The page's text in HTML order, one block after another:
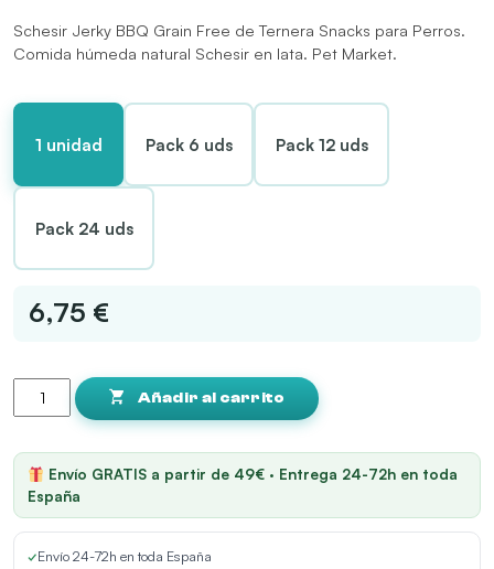
precios:
desde
hasta
Schesir Jerky BBQ Grain Free de Ternera Snacks para Perros.
Comida húmeda natural Schesir en lata. Pet Market.
1 unidad Pack 6 uds Pack 12 uds
Pack 24 uds
6,75 €
Jerky
BBQ
Free
de
Ternera
Snacks
para
Añadir al carrito
Envío GRATIS a partir de 49€ · Entrega 24-72h en toda
España
✓Envío 24-72h en toda España